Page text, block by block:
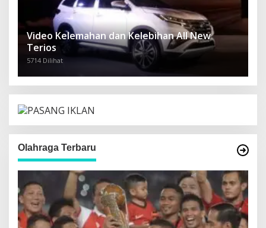
Video Kelemahan dan Kelebihan All New
Terios
5714 Dilihat
Olahraga Terbaru